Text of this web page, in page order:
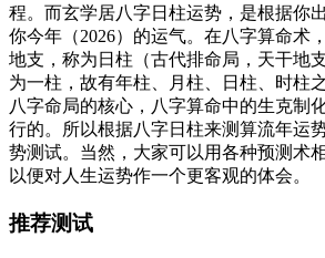
程。而玄学居八字日柱运势，是根据你
你今年（2026）的运气。在八字算命术
地支，称为日柱（古代排命局，天干地
为一柱，故有年柱、月柱、日柱、时柱
八字命局的核心，八字算命中的生克制
行的。所以根据八字日柱来测算流年运
势测试。当然，大家可以用各种预测术
以便对人生运势作一个更客观的体会。
推荐测试